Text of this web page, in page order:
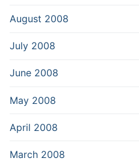
August 2008
July 2008
June 2008
May 2008
April 2008
March 2008